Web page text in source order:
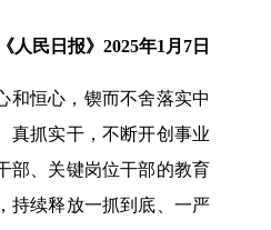
人民日报》2025年1月7日
和恒心，锲而不舍落实中
真抓实干，不断开创事业
部、关键岗位干部的教育
持续释放一抓到底、一严